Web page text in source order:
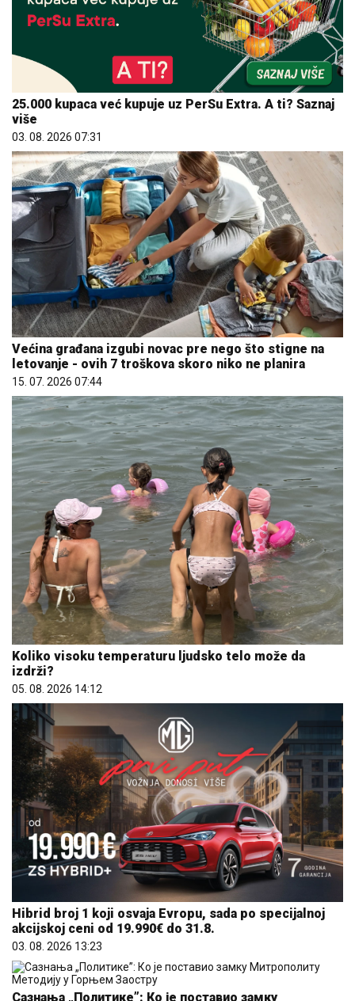
25.000 kupaca već kupuje uz PerSu Extra. A ti? Saznaj
više
03. 08. 2026 07:31
Većina građana izgubi novac pre nego što stigne na
letovanje - ovih 7 troškova skoro niko ne planira
15. 07. 2026 07:44
Koliko visoku temperaturu ljudsko telo može da
izdrži?
05. 08. 2026 14:12
Hibrid broj 1 koji osvaja Evropu, sada po specijalnoj
akcijskoj ceni od 19.990€ do 31.8.
03. 08. 2026 13:23
Сазнања „Политике”: Ко је поставио замку